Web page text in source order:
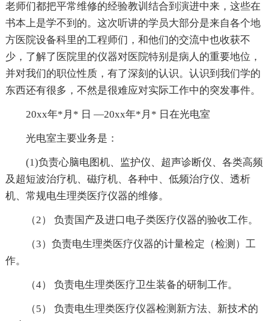
老师们都把平常维修的经验教训结合到演进中来，这些在
书本上是学不到的。这次听讲的学员大部分是来自各个地
方医院设备科里的工程师们，和他们的交流中也收获不
少，了解了医院里的仪器对医院特别是病人的重要地位，
并对我们的职位性质，有了深刻的认识。认识到我们学的
东西还有很多，不然是很难应对实际工作中的突发事件。
20xx年*月* 日 —20xx年*月* 日在光电室
光电室主要业务是：
(1)负责心脑电图机、监护仪、超声诊断仪、各类高频
及超短波治疗机、磁疗机、各种中、低频治疗仪、透析
机、常规电生理类医疗仪器的维修。
（2） 负责国产及进口电子类医疗仪器的验收工作。
（3）负责电生理类医疗仪器的计量检定（检测）工
作。
（4） 负责电生理类医疗卫生装备的研制工作。
（5） 负责电生理类医疗仪器检测新方法、新技术的